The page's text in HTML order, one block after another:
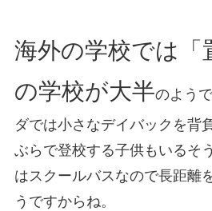
海外の学校では「
の学校が大半のよう
ダでは小さなデイバックを背
ぶらで登校する子供もいるそ
はスクールバスなので長距離
うですからね。